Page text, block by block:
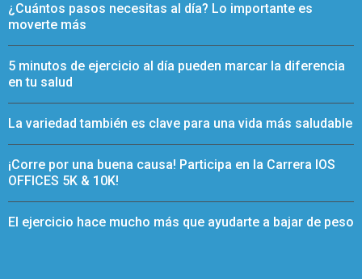
¿Cuántos pasos necesitas al día? Lo importante es
moverte más
5 minutos de ejercicio al día pueden marcar la diferencia
en tu salud
La variedad también es clave para una vida más saludable
¡Corre por una buena causa! Participa en la Carrera IOS
OFFICES 5K & 10K!
El ejercicio hace mucho más que ayudarte a bajar de peso